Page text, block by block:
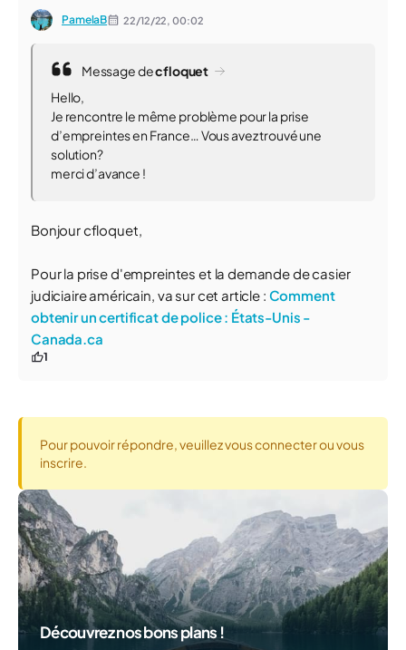
PamelaB 22/12/22,00:02
Message decfloquet
Hello,
Je rencontre le même problème pour la prise
d’empreintes en France… Vous avez trouvé une
solution?
merci d’avance !
Bonjour cfloquet,
Pour la prise d'empreintes et la demande de casier
judiciaire américain, va sur cet article : Comment
obtenir un certificat de police : États-Unis -
Canada.ca
1
Pour pouvoir répondre, veuillez vous connecter ou vous
inscrire.
Découvrez nos bons plans !